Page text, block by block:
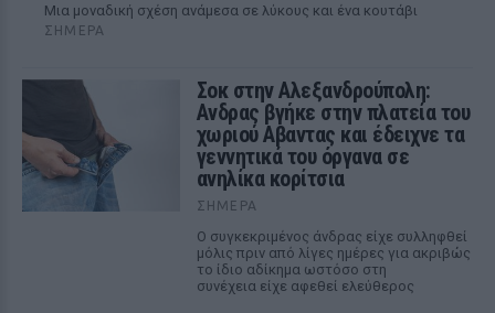
Μια μοναδική σχέση ανάμεσα σε λύκους και ένα κουτάβι
ΣΉΜΕΡΑ
Σοκ στην Αλεξανδρούπολη:
Ανδρας βγήκε στην πλατεία του
χωριού Αβαντας και έδειχνε τα
γεννητικά του όργανα σε
ανηλίκα κορίτσια
ΣΉΜΕΡΑ
Ο συγκεκριμένος άνδρας είχε συλληφθεί
μόλις πριν από λίγες ημέρες για ακριβώς
το ίδιο αδίκημα ωστόσο στη
συνέχεια είχε αφεθεί ελεύθερος